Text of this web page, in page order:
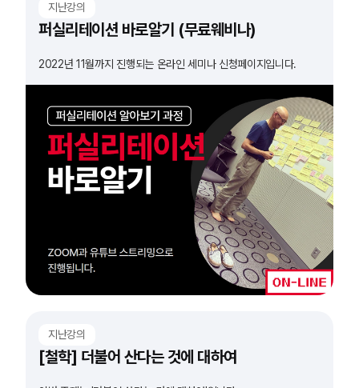
지난강의
퍼실리테이션 바로알기 (무료웨비나)
2022년 11월까지 진행되는 온라인 세미나 신청페이지입니다.
지난강의
[철학] 더불어 산다는 것에 대하여